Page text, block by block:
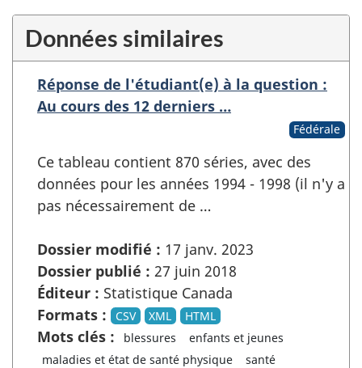
Données similaires
Réponse de l'étudiant(e) à la question :
Au cours des 12 derniers …
Fédérale
Ce tableau contient 870 séries, avec des
données pour les années 1994 - 1998 (il n'y a
pas nécessairement de …
Dossier modifié : 17 janv. 2023
Dossier publié : 27 juin 2018
Éditeur : Statistique Canada
Formats :
CSV XML HTML
Mots clés : blessures
enfants et jeunes
maladies et état de santé physique
santé